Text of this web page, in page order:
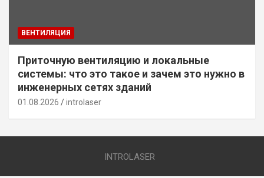
ВЕНТИЛЯЦИЯ
Приточную вентиляцию и локальные
системы: что это такое и зачем это нужно в
инженерных сетях зданий
01.08.2026 introlaser
INTROLASER